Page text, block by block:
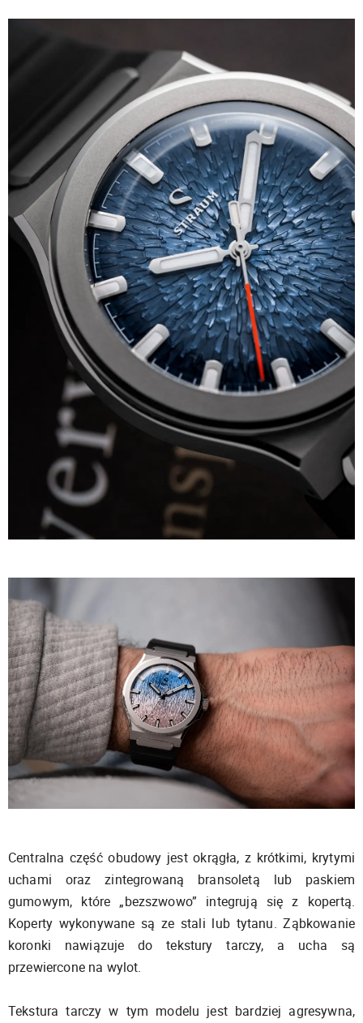
Centralna część obudowy jest okrągła, z krótkimi, krytymi
uchami oraz zintegrowaną bransoletą lub paskiem
gumowym, które „bezszwowo” integrują się z kopertą.
Koperty wykonywane są ze stali lub tytanu. Ząbkowanie
koronki nawiązuje do tekstury tarczy, a ucha są
przewiercone na wylot.
Tekstura tarczy w tym modelu jest bardziej agresywna,